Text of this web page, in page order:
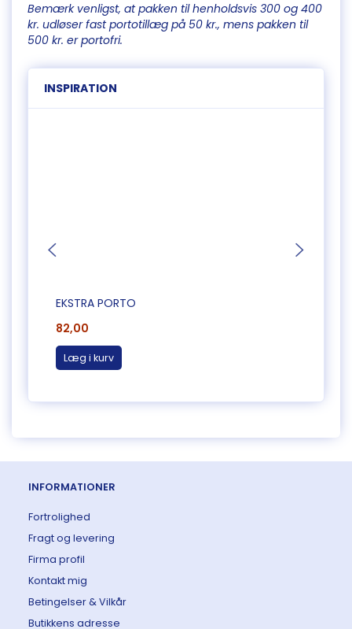
Bemærk venligst, at pakken til henholdsvis 300 og 400
kr. udløser fast portotillæg på 50 kr., mens pakken til
500 kr. er portofri.
INSPIRATION
EKSTRA PORTO
82,00
Læg i kurv
INFORMATIONER
Fortrolighed
Fragt og levering
Firma profil
Kontakt mig
Betingelser & Vilkår
Butikkens adresse